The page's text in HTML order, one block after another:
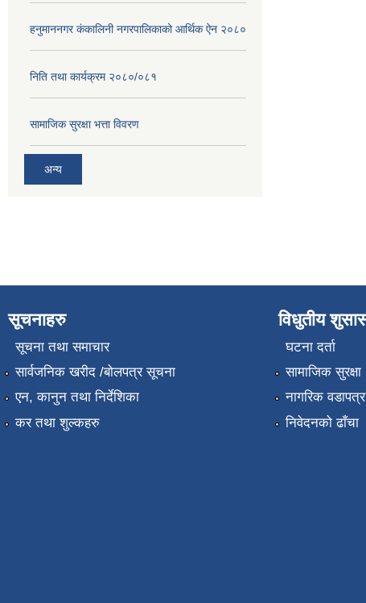
हनुमाननगर कंकालिनी नगरपालिकाको आर्थिक ऐन २०८०
निति तथा कार्यक्रम २०८०/०८१
सामाजिक सुरक्षा भत्ता विवरण
अन्य
सूचनाहरु
सूचना तथा समाचार
सार्वजनिक खरीद /बोलपत्र सूचना
एन, कानुन तथा निर्देशिका
कर तथा शुल्कहरु
विधुतीय
घटना दर्ता
सामाजिक सुरक्षा
नागरिक वडापत्र
निवेदनको ढाँचा